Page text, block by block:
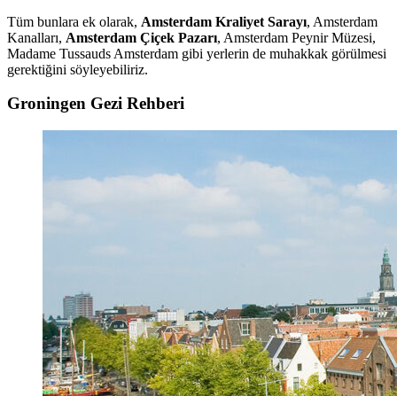
Tüm bunlara ek olarak, Amsterdam Kraliyet Sarayı, Amsterdam
Kanalları, Amsterdam Çiçek Pazarı, Amsterdam Peynir Müzesi,
Madame Tussauds Amsterdam gibi yerlerin de muhakkak görülmesi
gerektiğini söyleyebiliriz.
Groningen Gezi Rehberi